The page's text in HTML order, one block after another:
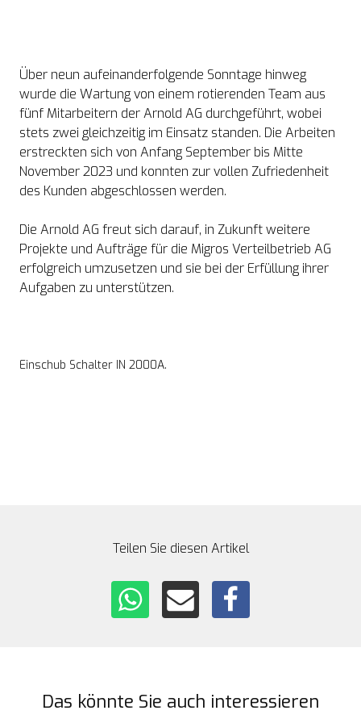
Über neun aufeinanderfolgende Sonntage hinweg
wurde die Wartung von einem rotierenden Team aus
fünf Mitarbeitern der Arnold AG durchgeführt, wobei
stets zwei gleichzeitig im Einsatz standen. Die Arbeiten
erstreckten sich von Anfang September bis Mitte
November 2023 und konnten zur vollen Zufriedenheit
des Kunden abgeschlossen werden.
Die Arnold AG freut sich darauf, in Zukunft weitere
Projekte und Aufträge für die Migros Verteilbetrieb AG
erfolgreich umzusetzen und sie bei der Erfüllung ihrer
Aufgaben zu unterstützen.
Einschub Schalter IN 2000A.
Teilen Sie diesen Artikel
Das könnte Sie auch interessieren